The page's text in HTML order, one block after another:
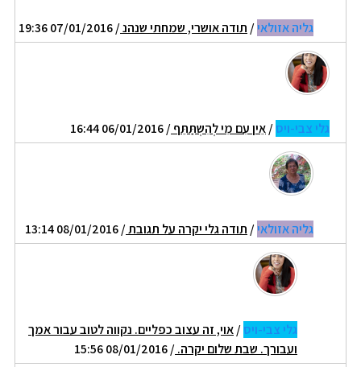
גליה אזולאי/ תודה אושרי, שמחתי שנהנ/ 07/01/2016 19:36
גלי צבי-ויס/אֵין עִם מִי לְהִשְתַּתֵּף/ 06/01/2016 16:44
גליה אזולאי/ תודה גלי יקרה על תגובת/ 08/01/2016 13:14
גלי צבי-ויס/אוי, זה עצוב כפליים. נקווה לטוב עבור אמך
ועבורך. שבת שלום יקרה./ 08/01/2016 15:56